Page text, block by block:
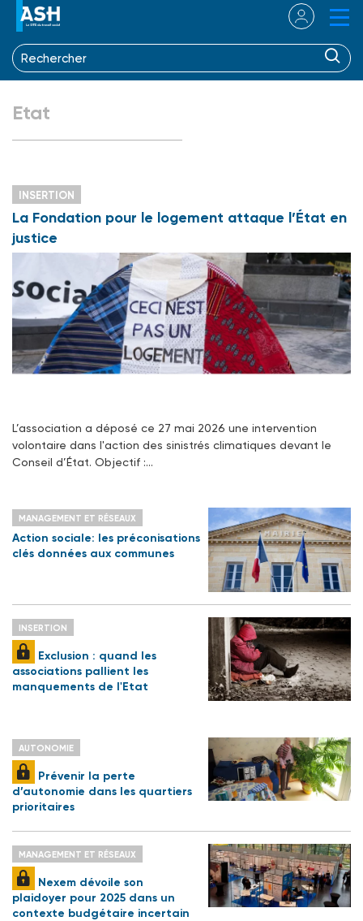
Etat
INSERTION
La Fondation pour le logement attaque l’État en
justice
L’association a déposé ce 27 mai 2026 une intervention
volontaire dans l'action des sinistrés climatiques devant le
Conseil d’État. Objectif :…
MANAGEMENT ET RÉSEAUX
Action sociale: les préconisations
clés données aux communes
INSERTION
Exclusion : quand les
associations pallient les
manquements de l'Etat
AUTONOMIE
Prévenir la perte
d’autonomie dans les quartiers
prioritaires
MANAGEMENT ET RÉSEAUX
Nexem dévoile son
plaidoyer pour 2025 dans un
contexte budgétaire incertain